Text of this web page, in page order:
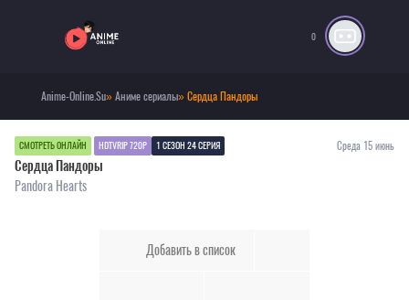
0
Anime-Online.Su»Аниме сериалы» Сердца Пандоры
СМОТРЕТЬ ОНЛАЙН HDTVRIP 720P 1 СЕЗОН 24 СЕРИЯ Среда 15 июнь
Сердца Пандоры
Pandora Hearts
Добавить в список